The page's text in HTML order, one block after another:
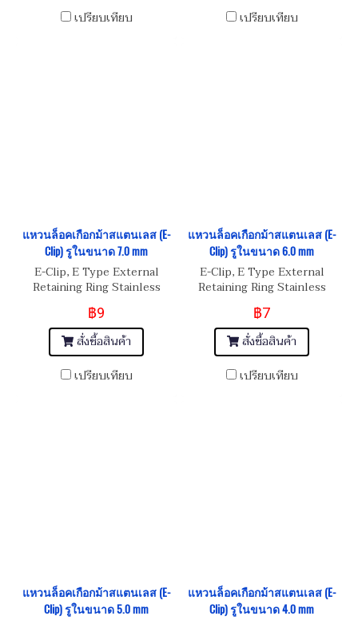
เปรียบเทียบ เปรียบเทียบ
แหวนล็อคเกือกม้าสแตนเลส (E-
Clip) รูในขนาด 7.0 mm
E-Clip, E Type External
Retaining Ring Stainless
Steel
฿9
สั่งซื้อสินค้า
เปรียบเทียบ
แหวนล็อคเกือกม้าสแตนเลส (E-
Clip) รูในขนาด 6.0 mm
E-Clip, E Type External
Retaining Ring Stainless
Steel
฿7
สั่งซื้อสินค้า
เปรียบเทียบ
แหวนล็อคเกือกม้าสแตนเลส (E-
Clip) รูในขนาด 5.0 mm
แหวนล็อคเกือกม้าสแตนเลส (E-
Clip) รูในขนาด 4.0 mm